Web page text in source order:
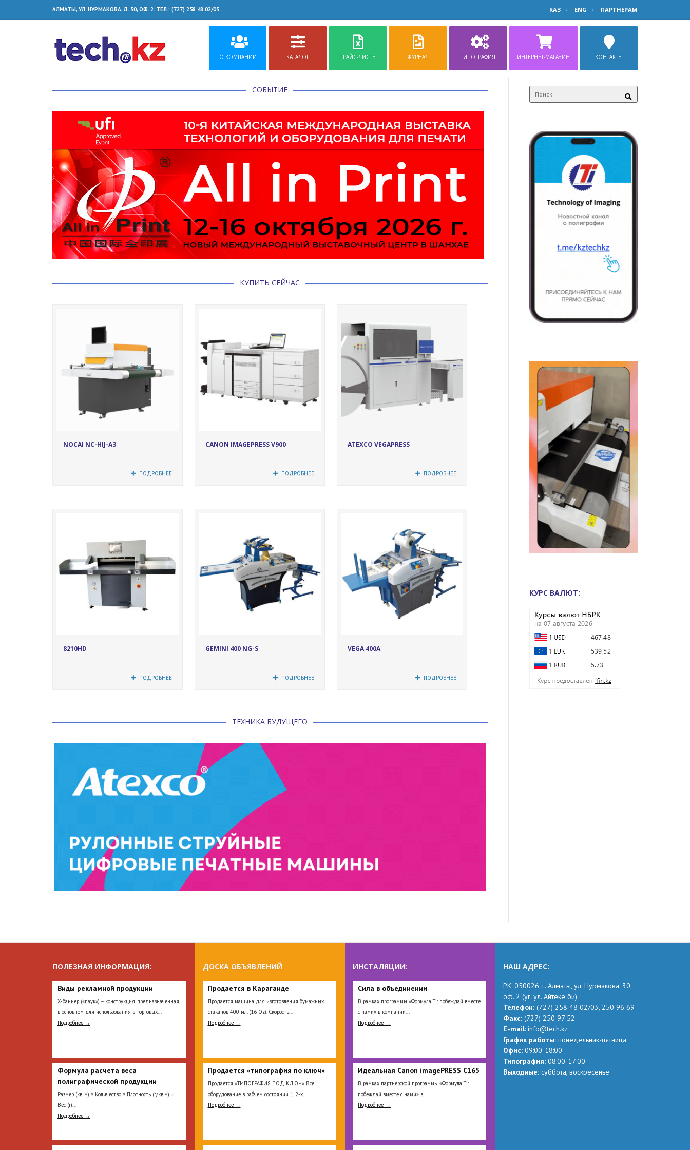
АЛМАТЫ, УЛ. НУРМАКОВА, Д. 30, ОФ. 2. ТЕЛ.: (727) 258 48 02/03 КАЗ ENG ПАРТНЕРАМ
О КОМПАНИИ КАТАЛОГ ПРАЙС-ЛИСТЫ ЖУРНАЛ ТИПОГРАФИЯ ИНТЕРНЕТ-МАГАЗИН КОНТАКТЫ
СОБЫТИЕ
КУПИТЬ СЕЙЧАС
NOCAI NC-HIJ-A3
ПОДРОБНЕЕ
CANON IMAGEPRESS V900
ПОДРОБНЕЕ
ATEXCO VEGAPRESS
ПОДРОБНЕЕ
8210HD
ПОДРОБНЕЕ
GEMINI 400 NG-S
ПОДРОБНЕЕ
VEGA 400A
ПОДРОБНЕЕ
ТЕХНИКА БУДУЩЕГО
КУРС ВАЛЮТ:
ПОЛЕЗНАЯ ИНФОРМАЦИЯ:
Виды рекламной продукции
Х-баннер («паук») – конструкция, предназначенная
в основном для использования в торговых...
Подробнее →
Формула расчета веса
полиграфической продукции
Размер (кв. м) × Количество × Плотность (г/кв.м) =
Вес (г)...
Подробнее →
ДОСКА ОБЪЯВЛЕНИЙ
Продается в Караганде
Продается машина для изготовления бумажных
стаканов 400 мл. (16 Oz). Скорость...
Подробнее →
Продается «типография по ключ»
Продается «ТИПОГРАФИЯ ПОД КЛЮЧ» Все
оборудование в рабчем состоянии 1. 2-х...
Подробнее →
ИНСТАЛЯЦИИ:
Сила в объединении
В рамках программы «Формула TI: побеждай вместе
с нами» в компании...
Подробнее →
Идеальная Сanon imagePRESS C165
В рамках партнерской программы «Формула TI:
побеждай вместе с нами» в...
Подробнее →
НАШ АДРЕС:
РК, 050026, г. Алматы, ул. Нурмакова, 30,
оф. 2 (уг. ул. Айтеке би)
Телефон: (727) 258 48 02/03, 250 96 69
Факс: (727) 250 97 52
Е-mail: info@tech.kz
График работы:понедельник-пятница
Офис:09:00-18:00
Типография:08:00-17:00
Выходные:суббота, воскресенье